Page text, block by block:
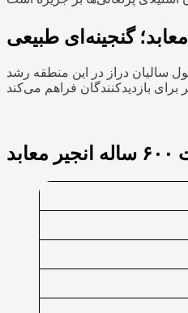
این درخت بزرگ و سرسبز، در طول سالیان دراز در این منطقه رشد